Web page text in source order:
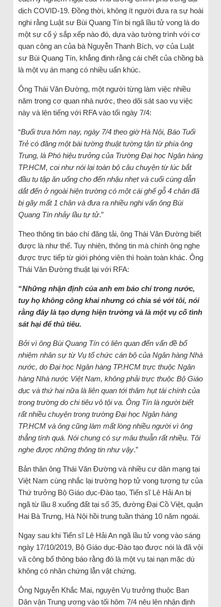
dịch COVID-19. Đồng thời, không ít người đưa ra sự hoài
nghi rằng Luật sư Bùi Quang Tín bị ngã lầu tử vong là do
một sự cố ý sắp xếp nào đó, dựa vào tường trình với cơ
quan công an của bà Nguyễn Thanh Bích, vợ của Luật
sư Bùi Quang Tín, khẳng định rằng cái chết của chồng bà
là một vụ án mạng có nhiều uẩn khúc.
Ông Thái Văn Đường, một người từng làm việc nhiều
năm trong cơ quan nhà nước, theo dõi sát sao vụ việc
này và lên tiếng với RFA vào tối ngày 7/4:
“Buổi trưa hôm nay, ngày 7/4 theo giờ Hà Nội, Báo Tuổi
Trẻ có đăng một bài tường thuật tường tận từ phía ông
Trung, là Phó hiệu trưởng của Trường Đại học Ngân hàng
TP.HCM, coi như nói lại toàn bộ câu chuyện từ lúc bắt
đầu tụ tập ăn uống cho đến nhậu nhẹt và cuối cùng dẫn
dắt đến ở ngoài hiện trường có một cái ghế gỗ 4 chân đã
bị gãy mất 1 chân và đưa ra nhiều nghi vấn ông Bùi
Quang Tín nhảy lầu tự tử.”
Theo thông tin báo chí đăng tải, ông Thái Văn Đường biết
được là như thế. Tuy nhiên, thông tin mà chính ông nghe
được trực tiếp từ giới phóng viên thì hoàn toàn khác. Ông
Thái Văn Đường thuật lại với RFA:
“Những nhận định của anh em báo chí trong nước,
tuy họ không công khai nhưng có chia sẻ với tôi, nói
rằng đây là tạo dựng hiện trường và là một vụ cố tình
sát hại để thủ tiêu.
Bởi vì ông Bùi Quang Tín có liên quan đến vấn đề bổ
nhiệm nhân sự từ Vụ tổ chức cán bộ của Ngân hàng Nhà
nước, do Đại học Ngân hàng TP.HCM trực thuộc Ngân
hàng Nhà nước Việt Nam, không phải trực thuộc Bộ Giáo
dục và thứ hai nữa là liên quan tới thâm hụt tài chính của
trong trường do chi tiêu vô tội vạ. Ông Tín là người biết
rất nhiều chuyện trong trường Đại học Ngân hàng
TP.HCM và ông cũng làm mất lòng nhiều người vì ông
thẳng tính quá. Nói chung có sự mâu thuẫn rất nhiều. Tôi
nghe được những thông tin như vậy.”
Bản thân ông Thái Văn Đường và nhiều cư dân mạng tại
Việt Nam cùng nhắc lại trường hợp tử vong tương tự của
Thứ trưởng Bộ Giáo dục-Đào tạo, Tiến sĩ Lê Hải An bị
ngã từ lầu 8 xuống đất tại số 35, đường Đại Cồ Việt, quận
Hai Bà Trưng, Hà Nội hồi trung tuần tháng 10 năm ngoái.
Ngay sau khi Tiến sĩ Lê Hải An ngã lầu tử vong vào sáng
ngày 17/10/2019, Bộ Giáo dục-Đào tạo được nói là đã vội
vã công bố thông báo rằng đó là một vụ tai nạn mặc dù
không có nhân chứng lẫn vật chứng.
Ông Nguyễn Khắc Mai, nguyên Vụ trưởng thuộc Ban
Dân vận Trung ương vào tối hôm 7/4 nêu lên nhận định